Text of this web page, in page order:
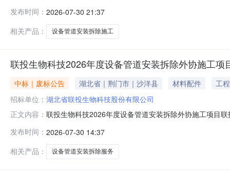
管道安装拆除外协施工项目（第2次采购）；1.2采购人
拆除外协施
发布时间： 2026-07-30 21:37
相关产品：
设备管道安装拆除施工
联投生物科技2026年度设备管道安装拆除外协施工项
中标｜废标公告 湖北省｜荆门市｜沙洋县 材料配件
工程
招标单位： 湖北省联投生物科技股份有限公司
正文内容： 联投生物科技2026年度设备管道安装拆除外协施工项目
北省荆门市沙洋县开发区工业六路湖北联投生物科技公
发布时间： 2026-07-30 14:37
相关产品：
设备管道安装拆除服务